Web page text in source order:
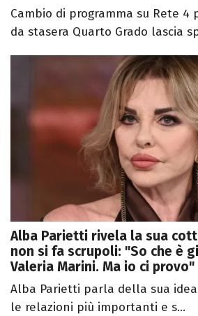
Cambio di programma su Rete 4
da stasera Quarto Grado lascia
Alba Parietti rivela la sua
non si fa scrupoli: "So che è
Valeria Marini. Ma io ci provo"
Alba Parietti parla della sua
le relazioni più importanti e s...